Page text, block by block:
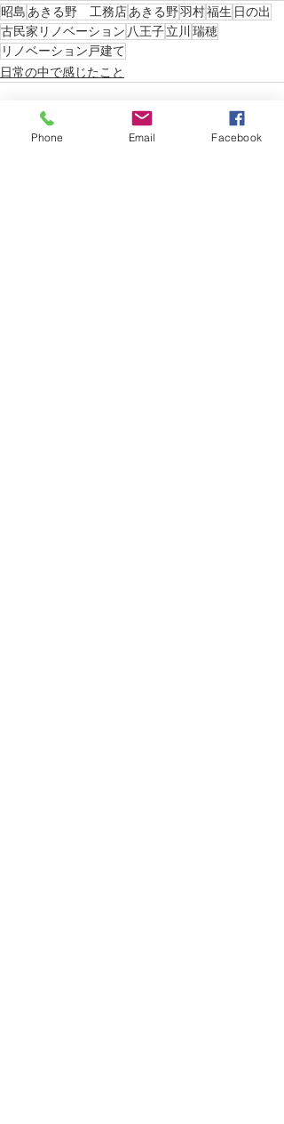
昭島 あきる野 工務店あきる野羽村福生 日の出
古民家リノベーション 八王子立川 瑞穂
リノベーション戸建て
日常の中で感じたこと
Phone Email Facebook